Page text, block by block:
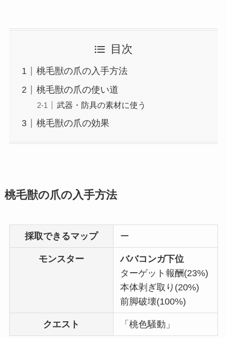
目次
桃毛獣の爪の入手方法
桃毛獣の爪の使い道
武器・防具の素材に使う
桃毛獣の爪の効果
桃毛獣の爪の入手方法
採取できるマップ ー
モンスター
ババコンガ下位
ターゲット報酬(23%)
本体剥ぎ取り(20%)
前脚破壊(100%)
クエスト 「桃色騒動」